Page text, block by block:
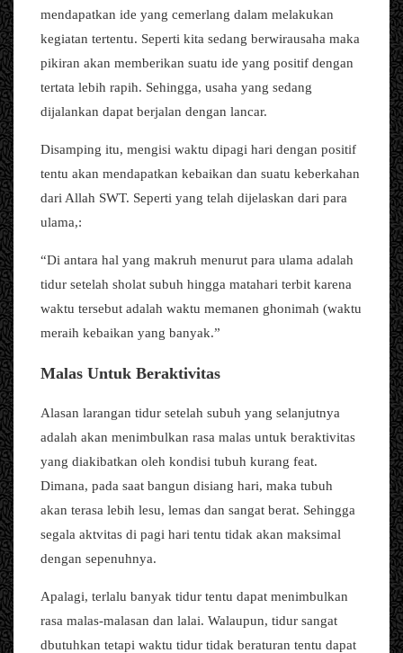
mendapatkan ide yang cemerlang dalam melakukan
kegiatan tertentu. Seperti kita sedang berwirausaha maka
pikiran akan memberikan suatu ide yang positif dengan
tertata lebih rapih. Sehingga, usaha yang sedang
dijalankan dapat berjalan dengan lancar.
Disamping itu, mengisi waktu dipagi hari dengan positif
tentu akan mendapatkan kebaikan dan suatu keberkahan
dari Allah SWT. Seperti yang telah dijelaskan dari para
ulama,:
“Di antara hal yang makruh menurut para ulama adalah
tidur setelah sholat subuh hingga matahari terbit karena
waktu tersebut adalah waktu memanen ghonimah (waktu
meraih kebaikan yang banyak.”
Malas Untuk Beraktivitas
Alasan larangan tidur setelah subuh yang selanjutnya
adalah akan menimbulkan rasa malas untuk beraktivitas
yang diakibatkan oleh kondisi tubuh kurang feat.
Dimana, pada saat bangun disiang hari, maka tubuh
akan terasa lebih lesu, lemas dan sangat berat. Sehingga
segala aktvitas di pagi hari tentu tidak akan maksimal
dengan sepenuhnya.
Apalagi, terlalu banyak tidur tentu dapat menimbulkan
rasa malas-malasan dan lalai. Walaupun, tidur sangat
dbutuhkan tetapi waktu tidur tidak beraturan tentu dapat